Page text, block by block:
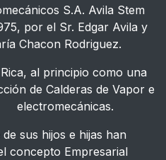
S.A. Avila Stem
por el Sr. Edgar Avila y
Chacon Rodriguez.
al principio como una
de Calderas de Vapor e
sus hijos e hijas han
concepto Empresarial